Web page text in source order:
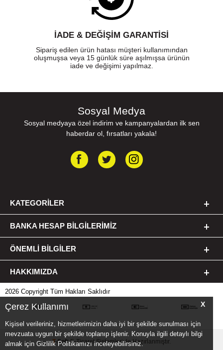
X
Çerez Kullanımı
Kişisel verileriniz, hizmetlerimizin daha iyi bir şekilde sunulması için
mevzuata uygun bir şekilde toplanıp işlenir. Konuyla ilgili detaylı bilgi
almak için Gizlilik Politikamızı inceleyebilirsiniz.
İADE & DEĞİŞİM GARANTİSİ
Sipariş edilen ürün hatası müşteri kullanımından
oluşmuşsa veya 15 günlük süre aşılmışsa ürünün
iade ve değişimi yapılmaz.
Sosyal Medya
Sosyal medyaya özel indirim ve kampanyalardan ilk sen
haberdar ol, fırsatları yakala!
KATEGORILER
BANKA HESAP BILGILERIMIZ
ÖNEMLI BILGILER
HAKKIMIZDA
2026 Copyright Tüm Hakları Saklıdır
T-SoftE-TicaretSistemleriyle Hazırlanmıştır.